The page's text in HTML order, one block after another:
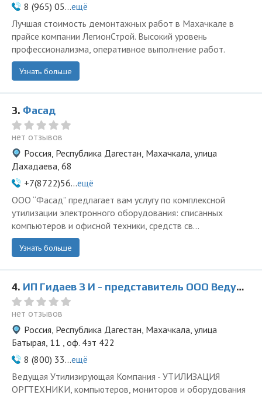
8 (965) 05...ещё
Лучшая стоимость демонтажных работ в Махачкале в
прайсе компании ЛегионСтрой. Высокий уровень
профессионализма, оперативное выполнение работ.
Узнать больше
3. Фасад
нет отзывов
Россия, Республика Дагестан, Махачкала, улица
Дахадаева, 68
+7(8722)56...ещё
ООО “Фасад” предлагает вам услугу по комплексной
утилизации электронного оборудования: списанных
компьютеров и офисной техники, средств св...
Узнать больше
4. ИП Гидаев З И - представитель ООО Ведущая Утилизирующая Компания
нет отзывов
Россия, Республика Дагестан, Махачкала, улица
Батырая, 11 , оф. 4эт 422
8 (800) 33...ещё
Ведущая Утилизирующая Компания - УТИЛИЗАЦИЯ
ОРГТЕХНИКИ, компьютеров, мониторов и оборудования